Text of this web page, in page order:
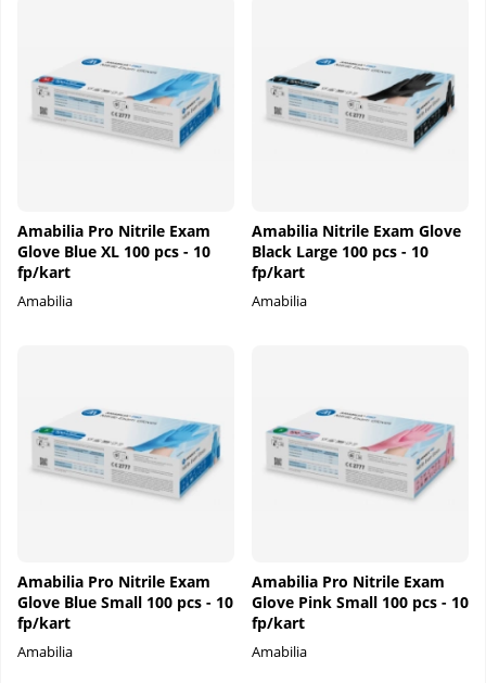
Amabilia Pro Nitrile Exam
Glove Blue XL 100 pcs - 10
fp/kart
Amabilia
Amabilia Nitrile Exam Glove
Black Large 100 pcs - 10
fp/kart
Amabilia
Amabilia Pro Nitrile Exam
Glove Blue Small 100 pcs - 10
fp/kart
Amabilia
Amabilia Pro Nitrile Exam
Glove Pink Small 100 pcs - 10
fp/kart
Amabilia